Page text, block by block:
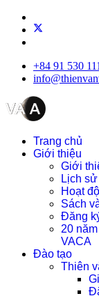
+84 91 530
Trang chủ
Giới thiệu
Giới
Lịch
Hoạt
Sách
Đăng
20
VACA
Đào tạo
Thiên